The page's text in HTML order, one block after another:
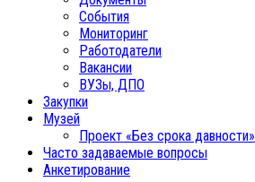
События
Мониторинг
Работодатели
Вакансии
ВУЗы, ДПО
Закупки
Музей
Проект «Без срока давности»
Часто задаваемые вопросы
Анкетирование